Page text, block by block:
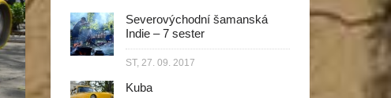
Severovýchodní šamanská
Indie – 7 sester
ST, 27. 09. 2017
Kuba